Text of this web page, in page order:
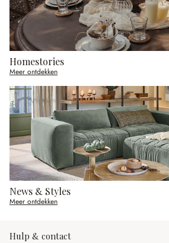
Homestories
Meer ontdekken
News & Styles
Meer ontdekken
Hulp & contact